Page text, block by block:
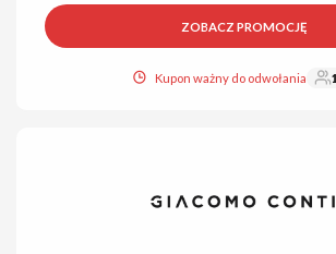
ZOBACZ PROMOCJĘ
Kupon ważny do odwołania